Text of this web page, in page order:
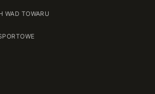
WAD TOWARU